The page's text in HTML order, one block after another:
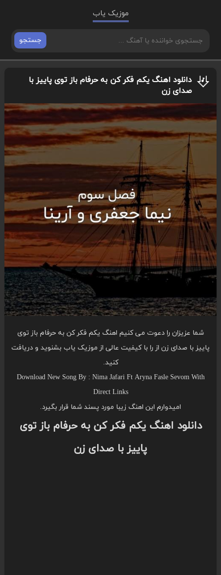
موزیک یاب
جستجو
دانلود اهنگ یکم فکر کن به حرفام باز توی پاییز با
صدای زن
شما عزیزان را دعوت می کنیم اهنگ یکم فکر کن به حرفام باز توی
پاییز با صدای زن از را با کیفیت عالی از موزیک یاب بشنوید و دریافت
کنید.
Download New Song By : Nima Jafari Ft Aryna Fasle Sevom With
Direct Links
امیدوارم این اهنگ زیبا مورد پسند شما قرار بگیرد.
دانلود اهنگ یکم فکر کن به حرفام باز توی
پاییز با صدای زن